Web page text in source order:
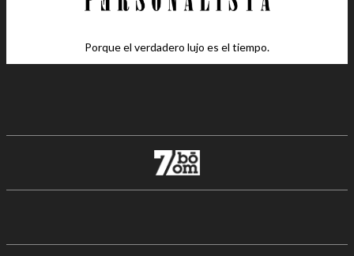
Porque el verdadero lujo es el tiempo.